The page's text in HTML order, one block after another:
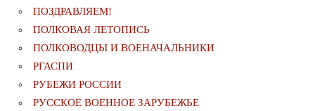
ПОЗДРАВЛЯЕМ!
ПОЛКОВАЯ ЛЕТОПИСЬ
ПОЛКОВОДЦЫ И ВОЕНАЧАЛЬНИКИ
РГАСПИ
РУБЕЖИ РОССИИ
РУССКОЕ ВОЕННОЕ ЗАРУБЕЖЬЕ